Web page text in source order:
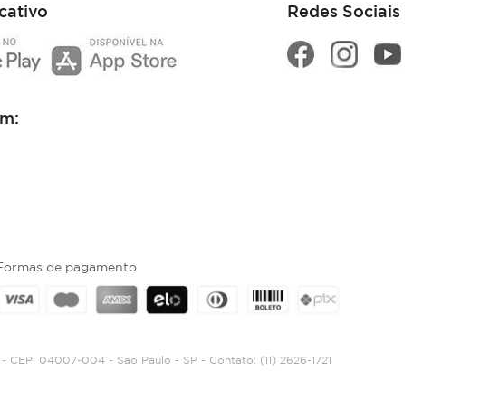
Redes Sociais
de pagamento
CEP: 04007-004 - São Paulo - SP - Contato: (11) 2626-1721